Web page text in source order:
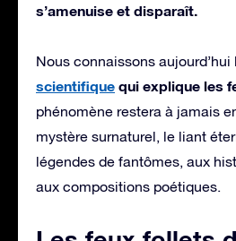
s’amenuise et disparaît.
Nous connaissons aujourd’hui
scientifique qui explique les
phénomène restera à jamais
mystère surnaturel, le liant
légendes de fantômes, aux
aux compositions poétiques.